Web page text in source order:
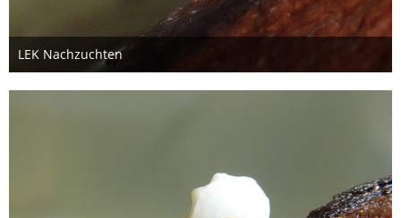
LEK Nachzuchten
26. Oktober 2012